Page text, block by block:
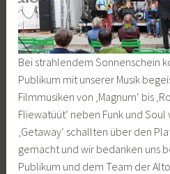
0
2
1
Bei strahlendem Sonnenschein
Publikum mit unserer Musik
Filmmusiken von ‚Magnum‘ bis
Fliewatüüt‘ neben Funk und Soul
‚Getaway‘ schallten über den
gemacht und wir bedanken uns
Publikum und dem Team der